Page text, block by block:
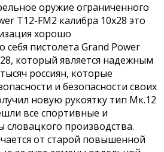
оружие ограниченного
Т12-FM2 калибра 10x28 это
хорошо
пистолета Grand Power
который является надежным
россиян, которые
и безопасности своих
новую рукоятку тип Мк.12
все спортивные и
словацкого производства.
от старой повышенной